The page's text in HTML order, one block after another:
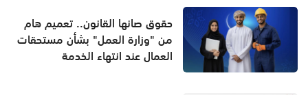
حقوق صانها القانون.. تعميم هام
من "وزارة العمل" بشأن مستحقات
العمال عند انتهاء الخدمة